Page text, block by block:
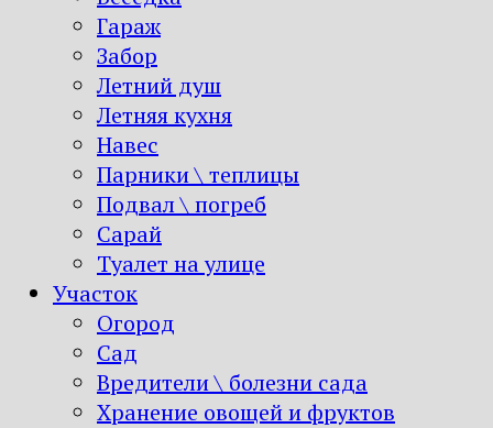
Гараж
Забор
Летний душ
Летняя кухня
Навес
Парники \ теплицы
Подвал \ погреб
Сарай
Туалет на улице
Участок
Огород
Сад
Вредители \ болезни сада
Хранение овощей и фруктов